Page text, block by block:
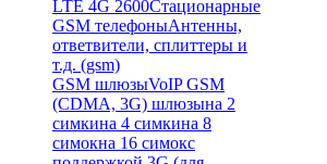
LTE 4G 2600Стационарные
GSM телефоныАнтенны,
ответвители, сплиттеры и
т.д. (gsm)
GSM шлюзыVoIP GSM
(CDMA, 3G) шлюзына 2
симкина 4 симкина 8
симокна 16 симокс